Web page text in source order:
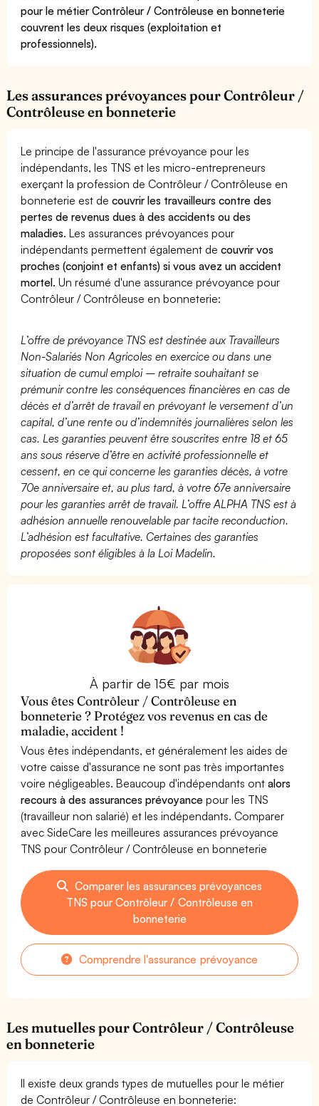
pour le métier Contrôleur / Contrôleuse en bonneterie
couvrent les deux risques (exploitation et
professionnels).
Les assurances prévoyances pour Contrôleur /
Contrôleuse en bonneterie
Le principe de l'assurance prévoyance pour les
indépendants, les TNS et les micro-entrepreneurs
exerçant la profession de Contrôleur / Contrôleuse en
bonneterie est decouvrir les travailleurs contre des
pertes de revenus dues à des accidents ou des
maladies. Les assurances prévoyances pour
indépendants permettent également decouvrir vos
proches (conjoint et enfants) si vous avez un accident
mortel. Un résumé d'une assurance prévoyance pour
Contrôleur / Contrôleuse en bonneterie:
L’offre de prévoyance TNS est destinée aux Travailleurs
Non-Salariés Non Agricoles en exercice ou dans une
situation de cumul emploi – retraite souhaitant se
prémunir contre les conséquences financières en cas de
décès et d’arrêt de travail en prévoyant le versement d’un
capital, d’une rente ou d’indemnités journalières selon les
cas. Les garanties peuvent être souscrites entre 18 et 65
ans sous réserve d’être en activité professionnelle et
cessent, en ce qui concerne les garanties décès, à votre
70e anniversaire et, au plus tard, à votre 67e anniversaire
pour les garanties arrêt de travail. L’offre ALPHA TNS est à
adhésion annuelle renouvelable par tacite reconduction.
L’adhésion est facultative. Certaines des garanties
proposées sont éligibles à la Loi Madelin.
À partir de 15€ par mois
Vous êtes Contrôleur / Contrôleuse en
bonneterie ? Protégez vos revenus en cas de
maladie, accident !
Vous êtes indépendants, et généralement les aides de
votre caisse d'assurance ne sont pas très importantes
voire négligeables. Beaucoup d'indépendants ontalors
recours à des assurances prévoyance pour les TNS
(travailleur non salarié) et les indépendants. Comparer
avec SideCare les meilleures assurances prévoyance
TNS pour Contrôleur / Contrôleuse en bonneterie
Comparer les assurances prévoyances
TNS pour Contrôleur / Contrôleuse en
bonneterie
Comprendre l'assurance prévoyance
Les mutuelles pour Contrôleur / Contrôleuse
en bonneterie
Il existe deux grands types de mutuelles pour le métier
de Contrôleur / Contrôleuse en bonneterie: